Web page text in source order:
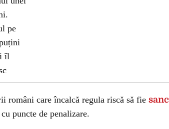
români care încalcă regula riscă să fie
puncte de penalizare.